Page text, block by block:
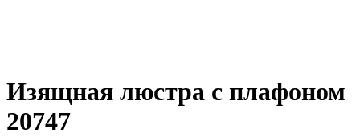
Изящная люстра с плафоном
20747